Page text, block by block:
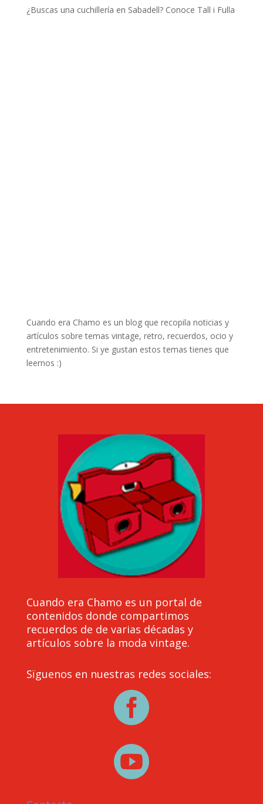
¿Buscas una cuchillería en Sabadell? Conoce Tall i Fulla
Cuando era Chamo es un blog que recopila noticias y
artículos sobre temas vintage, retro, recuerdos, ocio y
entretenimiento. Si ye gustan estos temas tienes que
leernos :)
Cuando era Chamo es un portal de
contenidos donde compartimos
recuerdos de de varias décadas y
artículos sobre la moda vintage.
Sïguenos en nuestras redes sociales:

